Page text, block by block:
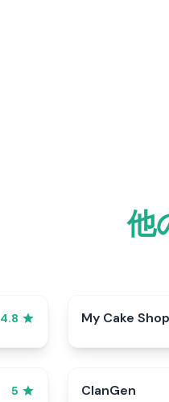
他
4.8 My Cake Shop
5 ClanGen